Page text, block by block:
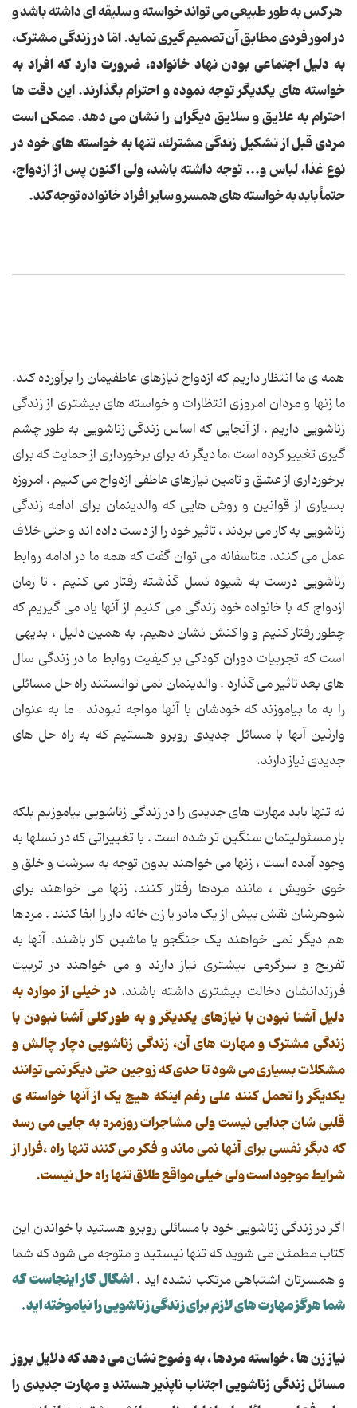
هر كس به طور طبیعی می تواند خواسته و سلیقه ای داشته باشد و
در امور فردی مطابق آن تصمیم گیری نماید. امّا در زندگی مشترک،
به دلیل اجتماعی بودن نهاد خانواده، ضرورت دارد كه افراد به
خواسته های یكدیگر توجه نموده و احترام بگذارند. این دقت ها
احترام به علایق و سلایق دیگران را نشان می دهد. ممكن است
مردی قبل از تشكیل زندگی مشترك، تنها به خواسته های خود در
نوع غذا، لباس و... توجه داشته باشد، ولی اكنون پس از ازدواج،
حتماً باید به خواسته های همسر و سایر افراد خانواده توجه كند.
همه ی ما انتظار داریم که ازدواج نیازهای عاطفیمان را برآورده کند.
ما زنها و مردان امروزی انتظارات و خواسته های بیشتری از زندگی
زناشویی داریم . از آنجایی که اساس زندگی زناشویی به طور چشم
گیری تغییر کرده است ،ما دیگر نه برای برخورداری از حمایت که برای
برخورداری از عشق و تامین نیازهای عاطفی ازدواج می کنیم . امروزه
بسیاری از قوانین و روش هایی که والدینمان برای ادامه زندگی
زناشویی به کار می بردند ، تاثیر خود را از دست داده اند و حتی خلاف
عمل می کنند. متاسفانه می توان گفت که همه ما در ادامه روابط
زناشویی درست به شیوه نسل گذشته رفتار می کنیم . تا زمان
ازدواج که با خانواده خود زندگی می کنیم از آنها یاد می گیریم که
چطور رفتار کنیم و واکنش نشان دهیم. به همین دلیل ، بدیهی
است که تجربیات دوران کودکی بر کیفیت روابط ما در زندگی سال
های بعد تاثیر می گذارد . والدینمان نمی توانستند راه حل مسائلی
را به ما بیاموزند که خودشان با آنها مواجه نبودند . ما به عنوان
وارثین آنها با مسائل جدیدی روبرو هستیم که به راه حل های
جدیدی نیاز دارند.
نه تنها باید مهارت های جدیدی را در زندگی زناشویی بیاموزیم بلکه
بار مسئولیتمان سنگین تر شده است . با تغییراتی که در نسلها به
وجود آمده است ، زنها می خواهند بدون توجه به سرشت و خلق و
خوی خویش ، مانند مردها رفتار کنند. زنها می خواهند برای
شوهرشان نقش بیش از یک مادر یا زن خانه دار را ایفا کنند . مردها
هم دیگر نمی خواهند یک جنگجو یا ماشین کار باشند. آنها به
تفریح و سرگرمی بیشتری نیاز دارند و می خواهند در تربیت
فرزندانشان دخالت بیشتری داشته باشند. در خیلی از موارد به
دلیل آشنا نبودن با نیازهای یکدیگر و به طور کلی آشنا نبودن با
زندگی مشترک و مهارت های آن، زندگی زناشویی دچار چالش و
مشکلات بسیاری می شود تا حدی که زوجین حتی دیگر نمی توانند
یکدیگر را تحمل کنند علی رغم اینکه هیچ یک از آنها خواسته ی
قلبی شان جدایی نیست ولی مشاجرات روزمره به جایی می رسد
که دیگر نفسی برای آنها نمی ماند و فکر می کنند تنها راه ،فرار از
شرایط موجود است ولی خیلی مواقع طلاق تنها راه حل نیست.
اگر در زندگی زناشویی خود با مسائلی روبرو هستید با خواندن این
کتاب مطمئن می شوید که تنها نیستید و متوجه می شود که شما
و همسرتان اشتباهی مرتکب نشده اید .اشکال کار اینجاست که
شما هرگز مهارت های لازم برای زندگی زناشویی را نیاموخته اید.
نیاز زن ها ، خواسته مردها ، به وضوح نشان می دهد که دلایل بروز
مسائل زندگی زناشویی اجتناب ناپذیر هستند و مهارت جدیدی را